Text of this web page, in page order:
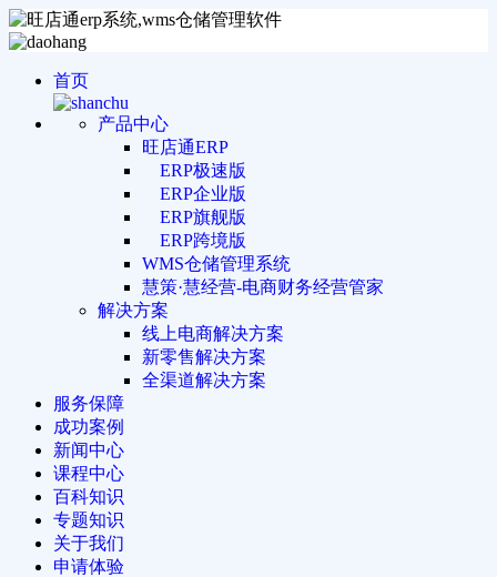
首页
产品中心
旺店通ERP
ERP极速版
ERP企业版
ERP旗舰版
ERP跨境版
WMS仓储管理系统
慧策·慧经营-电商财务经营管家
解决方案
线上电商解决方案
新零售解决方案
全渠道解决方案
服务保障
成功案例
新闻中心
课程中心
百科知识
专题知识
关于我们
申请体验